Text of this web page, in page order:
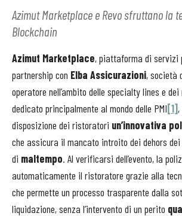
Azimut Marketplace e Revo sfruttano la
Blockchain
Azimut Marketplace, piattaforma di servizi
partnership con Elba Assicurazioni, società
operatore nell’ambito delle specialty lines e
dedicato principalmente al mondo delle PMI[1]
disposizione dei ristoratori un’innovativa
che assicura il mancato introito dei dehors
di maltempo. Al verificarsi dell’evento, la
automaticamente il ristoratore grazie alla
che permette un processo trasparente dalla
liquidazione, senza l’intervento di un perito